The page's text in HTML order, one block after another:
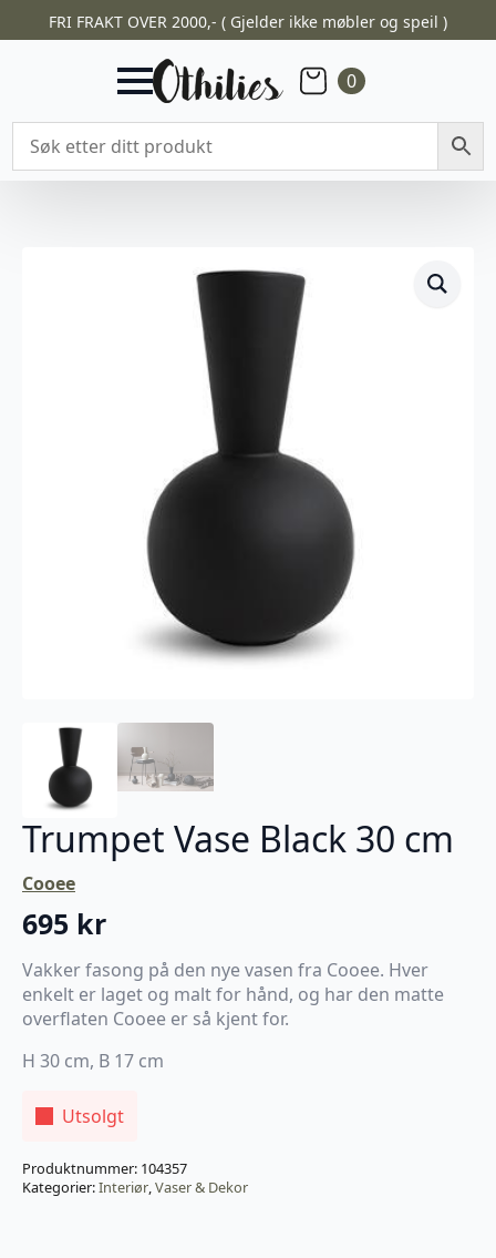
FRI FRAKT OVER 2000,- ( Gjelder ikke møbler og speil )
0
Trumpet Vase Black 30 cm
Cooee
695 kr
Vakker fasong på den nye vasen fra Cooee. Hver
enkelt er laget og malt for hånd, og har den matte
overflaten Cooee er så kjent for.
H 30 cm, B 17 cm
Utsolgt
Produktnummer: 104357
Kategorier:Interiør,Vaser & Dekor